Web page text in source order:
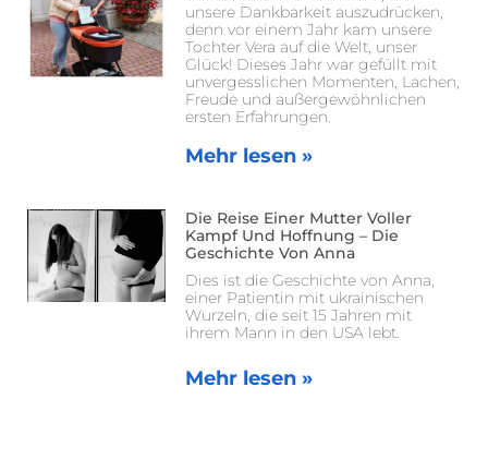
unsere Dankbarkeit auszudrücken,
denn vor einem Jahr kam unsere
Tochter Vera auf die Welt, unser
Glück! Dieses Jahr war gefüllt mit
unvergesslichen Momenten, Lachen,
Freude und außergewöhnlichen
ersten Erfahrungen.
Mehr lesen »
Die Reise Einer Mutter Voller
Kampf Und Hoffnung – Die
Geschichte Von Anna
Dies ist die Geschichte von Anna,
einer Patientin mit ukrainischen
Wurzeln, die seit 15 Jahren mit
ihrem Mann in den USA lebt.
Mehr lesen »